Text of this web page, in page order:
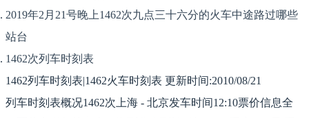
2019年2月21号晚上1462次九点三十六分的火车中途路过哪些
站台
1462次列车时刻表
1462列车时刻表|1462火车时刻表 更新时间:2010/08/21
列车时刻表概况1462次上海 - 北京发车时间12:10票价信息全